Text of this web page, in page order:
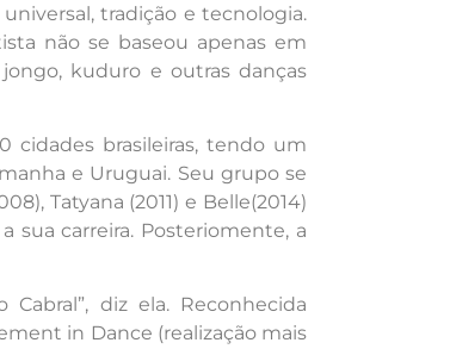
tradição e tecnologia.
não se baseou apenas em
kuduro e outras danças
cidades brasileiras, tendo um
e Uruguai. Seu grupo se
Tatyana (2011) e Belle(2014)
sua carreira. Posteriomente, a
diz ela. Reconhecida
in Dance (realização mais